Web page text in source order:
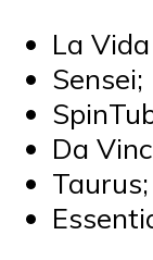
La Vida
Sensei;
Da
Taurus;